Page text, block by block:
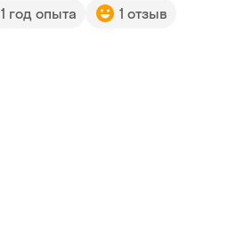
1 год опыта 1 отзыв